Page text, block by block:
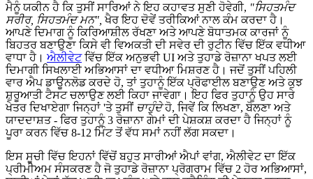
ਮੈਨੂੰ ਯਕੀਨ ਹੈ ਕਿ ਤੁਸੀਂ ਸਾਰਿਆਂ ਨੇ ਇਹ ਕਹਾਵਤ ਸੁਣੀ ਹੋਵੇਗੀ, "ਸਿਹਤਮੰਦ
ਸਰੀਰ, ਸਿਹਤਮੰਦ ਮਨ",ਖੈਰ ਇਹ ਦੋਵੇਂ ਤਰੀਕਿਆਂ ਨਾਲ ਕੰਮ ਕਰਦਾ ਹੈ।
ਆਪਣੇ ਦਿਮਾਗ ਨੂੰ ਕਿਰਿਆਸ਼ੀਲ ਰੱਖਣਾ ਅਤੇ ਆਪਣੇ ਬੋਧਾਤਮਕ ਕਾਰਜਾਂ ਨੂੰ
ਬਿਹਤਰ ਬਣਾਉਣਾ ਕਿਸੇ ਵੀ ਵਿਅਕਤੀ ਦੀ ਸਵੇਰ ਦੀ ਰੁਟੀਨ ਵਿੱਚ ਇੱਕ ਵਧੀਆ
ਵਾਧਾ ਹੈ। ਐਲੀਵੇਟਵਿੱਚ ਇੱਕ ਅਨੁਭਵੀ UI ਅਤੇ ਤੁਹਾਡੇ ਰੋਜ਼ਾਨਾ ਖਪਤ ਲਈ
ਦਿਮਾਗੀ ਸਿਖਲਾਈ ਅਭਿਆਸਾਂ ਦਾ ਵਧੀਆ ਮਿਸ਼ਰਣ ਹੈ। ਜਦੋਂ ਤੁਸੀਂ ਪਹਿਲੀ
ਵਾਰ ਐਪ ਡਾਊਨਲੋਡ ਕਰਦੇ ਹੋ, ਤਾਂ ਤੁਹਾਨੂੰ ਇੱਕ ਪ੍ਰੋਫਾਈਲ ਬਣਾਉਣ ਅਤੇ ਕੁਝ
ਸ਼ੁਰੂਆਤੀ ਟੈਸਟ ਚਲਾਉਣ ਲਈ ਕਿਹਾ ਜਾਵੇਗਾ। ਇਹ ਫਿਰ ਤੁਹਾਨੂੰ ਉਹ ਸਾਰੇ
ਖੇਤਰ ਦਿਖਾਏਗਾ ਜਿਨ੍ਹਾਂ 'ਤੇ ਤੁਸੀਂ ਚਾਹੁੰਦੇਹੋ, ਜਿਵੇਂ ਕਿ ਲਿਖਣਾ, ਬੋਲਣਾ ਅਤੇ
ਯਾਦਦਾਸ਼ਤ - ਫਿਰ ਤੁਹਾਨੂੰ 3 ਰੋਜ਼ਾਨਾ ਗੇਮਾਂ ਦੀ ਪੇਸ਼ਕਸ਼ ਕਰਦਾ ਹੈ ਜਿਨ੍ਹਾਂ ਨੂੰ
ਪੂਰਾ ਕਰਨ ਵਿੱਚ 8-12 ਮਿੰਟ ਤੋਂ ਵੱਧ ਸਮਾਂ ਨਹੀਂ ਲੱਗ ਸਕਦਾ।
ਇਸ ਸੂਚੀ ਵਿੱਚ ਇਹਨਾਂ ਵਿੱਚੋਂ ਬਹੁਤ ਸਾਰੀਆਂ ਐਪਾਂ ਵਾਂਗ, ਐਲੀਵੇਟ ਦਾ ਇੱਕ
ਪ੍ਰੀਮੀਅਮ ਸੰਸਕਰਣ ਹੈ ਜੋ ਤੁਹਾਡੇ ਰੋਜ਼ਾਨਾ ਪ੍ਰੋਗਰਾਮ ਵਿੱਚ 2 ਹੋਰ ਅਭਿਆਸਾਂ,